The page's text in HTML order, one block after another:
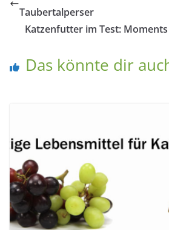
Taubertalperser
Katzenfutter im Test:
Das könnte dir